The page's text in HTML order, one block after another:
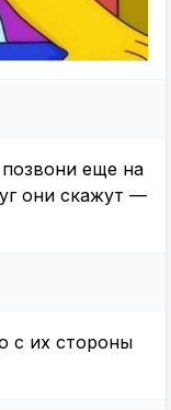
еще на
они скажут —
с их стороны